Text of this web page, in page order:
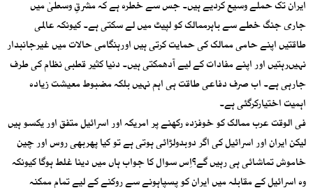
ایران تک حملے وسیع کردیے ہیں۔ جس سے خطرہ ہے کہ مشرقِ وسطیٰ میں
جاری جنگ خطے سے باہرممالک کو لپیٹ میں لے سکتی ہے۔ کیونکہ عالمی
طاقتیں اپنے حامی ممالک کی حمایت کرتی ہیں اورہنگامی حالات میں غیرجانبدار
نہیںرہتیں اور اپنے مفادات کے لیے آدھمکتی ہیں۔ دنیا کثیر قطبی نظام کی طرف
جارہی ہے۔ اب صرف دفاعی طاقت ہی اہم نہیں بلکہ مضبوط معیشت زیادہ
اہمیت اختیارکرگئی ہے۔
فی الوقت عرب ممالک کو خوفزدہ رکھنے پر امریکہ اور اسرائیل متفق اور یکسو ہیں
لیکن ایران اور اسرائیل کی اگر دوبدولڑائی ہوتی ہے تو کیا پھربھی روس اور چین
خاموش تماشائی ہی رہیں گے؟اِس سوال کا جواب ہاں میں دینا غلط ہوگا کیونکہ